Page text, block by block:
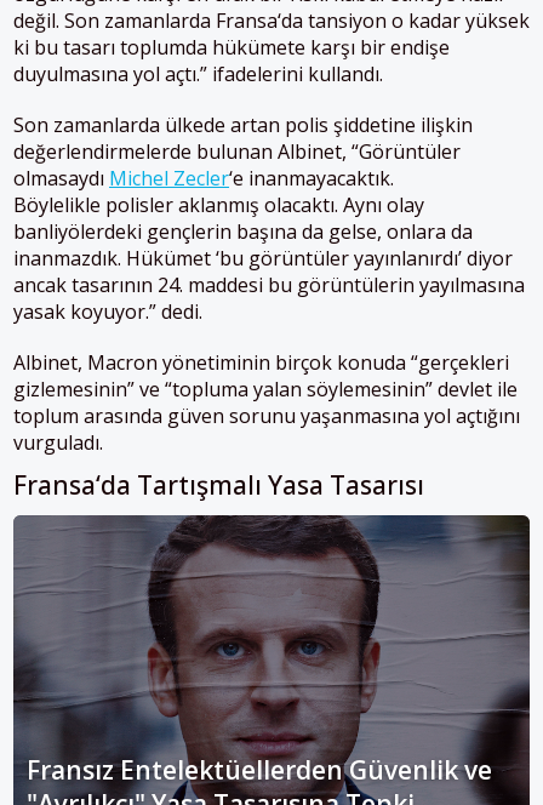
değil. Son zamanlarda Fransa‘da tansiyon o kadar yüksek
ki bu tasarı toplumda hükümete karşı bir endişe
duyulmasına yol açtı.” ifadelerini kullandı.
Son zamanlarda ülkede artan polis şiddetine ilişkin
değerlendirmelerde bulunan Albinet, “Görüntüler
olmasaydı Michel Zecler‘e inanmayacaktık.
Böylelikle polisler aklanmış olacaktı. Aynı olay
banliyölerdeki gençlerin başına da gelse, onlara da
inanmazdık. Hükümet ‘bu görüntüler yayınlanırdı’ diyor
ancak tasarının 24. maddesi bu görüntülerin yayılmasına
yasak koyuyor.” dedi.
Albinet, Macron yönetiminin birçok konuda “gerçekleri
gizlemesinin” ve “topluma yalan söylemesinin” devlet ile
toplum arasında güven sorunu yaşanmasına yol açtığını
vurguladı.
Fransa‘da Tartışmalı Yasa Tasarısı
Fransız Entelektüellerden Güvenlik ve